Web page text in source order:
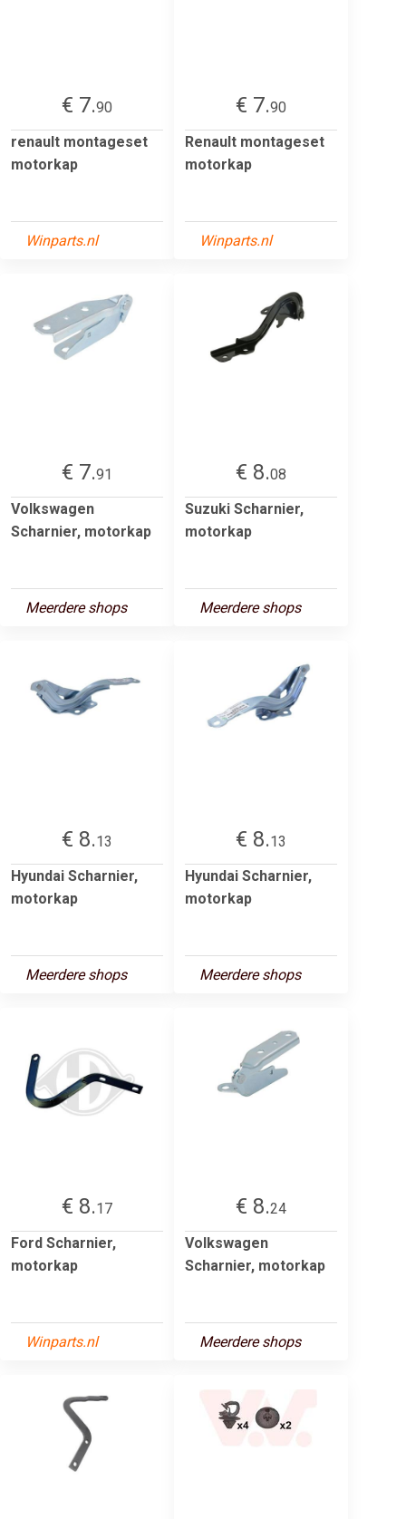
€ 7.90
renault montageset
motorkap
Winparts.nl
€ 7.90
Renault montageset
motorkap
Winparts.nl
€ 7.91
Volkswagen
Scharnier, motorkap
Meerdere shops
€ 8.08
Suzuki Scharnier,
motorkap
Meerdere shops
€ 8.13
Hyundai Scharnier,
motorkap
Meerdere shops
€ 8.13
Hyundai Scharnier,
motorkap
Meerdere shops
€ 8.17
Ford Scharnier,
motorkap
Winparts.nl
€ 8.24
Volkswagen
Scharnier, motorkap
Meerdere shops